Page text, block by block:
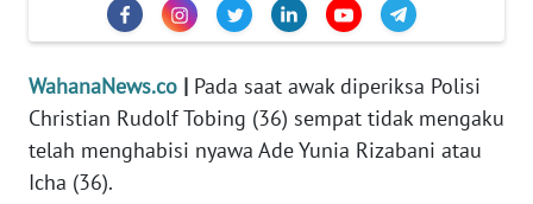
WahanaNews.co | Pada saat awak diperiksa Polisi
Christian Rudolf Tobing (36) sempat tidak mengaku
telah menghabisi nyawa Ade Yunia Rizabani atau
Icha (36).
EDITORIAL
Informasi